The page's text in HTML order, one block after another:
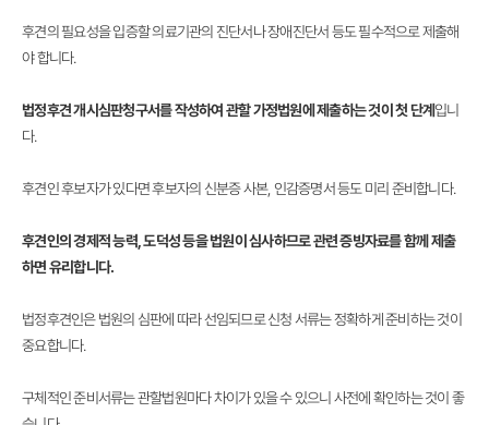
후견의 필요성을 입증할 의료기관의 진단서나 장애진단서 등도 필수적으로 제출해
야 합니다.
법정후견 개시심판청구서를 작성하여 관할 가정법원에 제출하는 것이 첫 단계 입니
다.
후견인 후보자가 있다면 후보자의 신분증 사본, 인감증명서 등도 미리 준비합니다.
후견인의 경제적 능력, 도덕성 등을 법원이 심사하므로 관련 증빙자료를 함께 제출
하면 유리합니다.
법정후견인은 법원의 심판에 따라 선임되므로 신청 서류는 정확하게 준비하는 것이
중요합니다.
구체적인 준비서류는 관할법원마다 차이가 있을 수 있으니 사전에 확인하는 것이 좋